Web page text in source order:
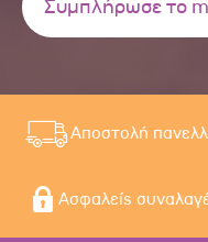
Αποστολή
Ασφαλείς